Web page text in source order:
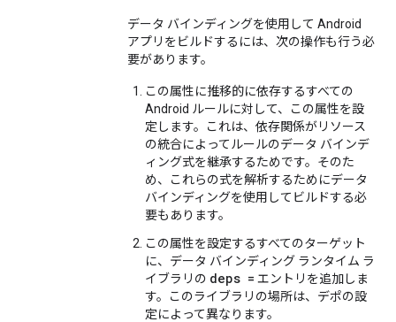
データ バインディングを使用して Android
アプリをビルドするには、次の操作も行う必
要があります。
この属性に推移的に依存するすべての
Android ルールに対して、この属性を設
定します。これは、依存関係がリソース
の統合によってルールのデータ バインデ
ィング式を継承するためです。そのた
め、これらの式を解析するためにデータ
バインディングを使用してビルドする必
要もあります。
この属性を設定するすべてのターゲット
に、データ バインディング ランタイム ラ
イブラリの deps = エントリを追加しま
す。このライブラリの場所は、デポの設
定によって異なります。